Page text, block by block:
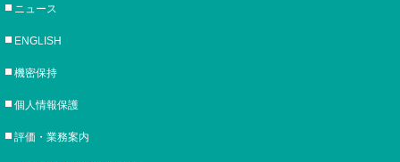
ニュース
ENGLISH
機密保持
個人情報保護
評価・業務案内